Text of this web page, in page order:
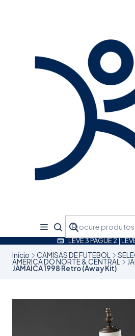
LEVE 3 PAGUE 2 |
Início CAMISAS DE FUTEBOL
AMÉRICA DO NORTE & CENTRAL
JAMAICA 1998 Retro (Away Kit)